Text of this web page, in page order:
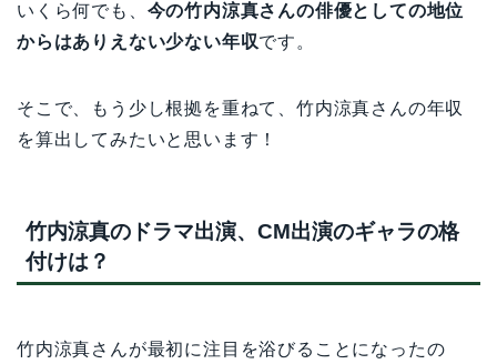
いくら何でも、 今の竹内涼真さんの俳優としての地位
からはありえない少ない年収です。
そこで、もう少し根拠を重ねて、竹内涼真さんの年収
を算出してみたいと思います！
竹内涼真のドラマ出演、CM出演のギャラの格
付けは？
竹内涼真さんが最初に注目を浴びることになったの